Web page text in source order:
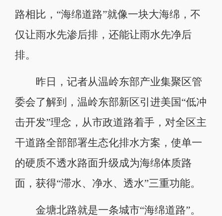
路相比，“海绵道路”就像一块大海绵，不
仅让雨水先渗后排，还能让雨水先净后
排。
昨日，记者从温岭东部产业集聚区管
委会了解到，温岭东部新区引进美国“低冲
击开发”理念，从市政道路着手，对全区主
干道路全部部署生态化排水方案，使单一
的硬质不透水路面升级成为海绵体质路
面，获得“滞水、净水、透水”三重功能。
金塘北路就是一条城市“海绵道路”。